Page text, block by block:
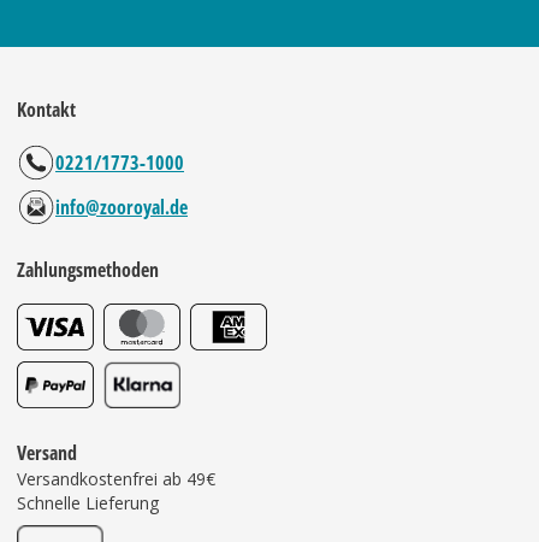
Kontakt
0221/1773-1000
info@zooroyal.de
Zahlungsmethoden
Versand
Versandkostenfrei ab 49€
Schnelle Lieferung